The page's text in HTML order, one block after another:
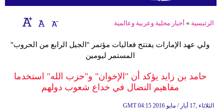
إقتصاد
وموسيقى
أزياء
الرئيسية » أخبار محلية وعربية وعالمية
ولي عهد الإمارات يفتتح فعاليات مؤتمر "الجيل الرابع من الحروب"
المستمر ليومين
حامد بن زايد يؤكد أن "الإخوان" و"حزب الله" استخدما
مفاهيم النضال في خداع شعوب دولهم
GMT 04:15 2016 الثلاثاء ,17 أيار / مايو